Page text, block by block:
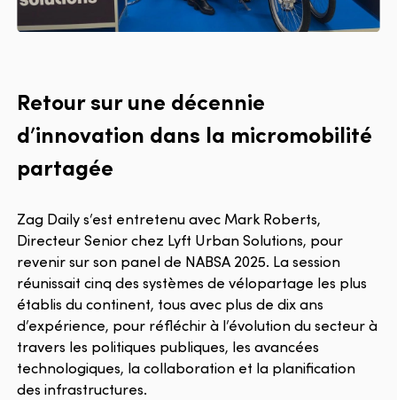
Retour sur une décennie
d’innovation dans la micromobilité
partagée
Zag Daily s’est entretenu avec Mark Roberts,
Directeur Senior chez Lyft Urban Solutions, pour
revenir sur son panel de NABSA 2025. La session
réunissait cinq des systèmes de vélopartage les plus
établis du continent, tous avec plus de dix ans
d’expérience, pour réfléchir à l’évolution du secteur à
travers les politiques publiques, les avancées
technologiques, la collaboration et la planification
des infrastructures.